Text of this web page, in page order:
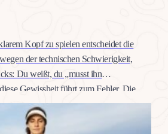
Kopf zu spielen entscheidet die
der technischen Schwierigkeit,
Du weißt, du „musst ihn
Gewissheit führt zum Fehler. Die
auf dieser Distanz trainiert man
mit konkreten Übungen, nicht mit